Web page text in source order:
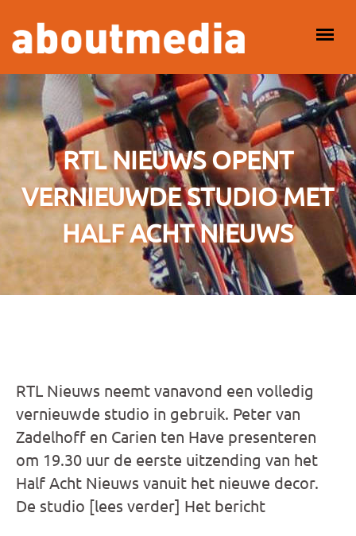
HOOFDMENU
RTL NIEUWS OPENT
VERNIEUWDE STUDIO MET
HALF ACHT NIEUWS
RTL Nieuws neemt vanavond een volledig
vernieuwde studio in gebruik. Peter van
Zadelhoff en Carien ten Have presenteren
om 19.30 uur de eerste uitzending van het
Half Acht Nieuws vanuit het nieuwe decor.
De studio [lees verder] Het bericht